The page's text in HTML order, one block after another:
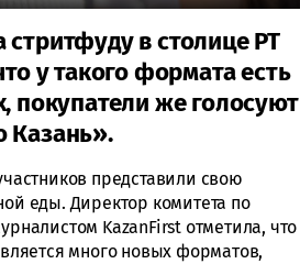
в столице РТ
у такого формата есть
покупатели же голосуют
Казань».
представили свою
еды. Директор комитета по
KazanFirst отметила, что
много новых форматов,